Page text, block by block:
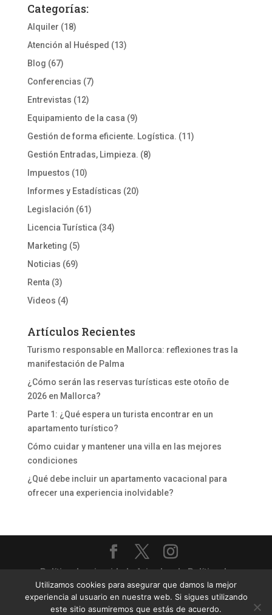
Categorías:
Alquiler (18)
Atención al Huésped (13)
Blog (67)
Conferencias (7)
Entrevistas (12)
Equipamiento de la casa (9)
Gestión de forma eficiente. Logística. (11)
Gestión Entradas, Limpieza. (8)
Impuestos (10)
Informes y Estadísticas (20)
Legislación (61)
Licencia Turística (34)
Marketing (5)
Noticias (69)
Renta (3)
Videos (4)
Artículos Recientes
Turismo responsable en Mallorca: reflexiones tras la
manifestación de Palma
¿Cómo serán las reservas turísticas este otoño de
2026 en Mallorca?
Parte 1: ¿Qué espera un turista encontrar en un
apartamento turístico?
Cómo cuidar y mantener una villa en las mejores
condiciones
¿Qué debe incluir un apartamento vacacional para
ofrecer una experiencia inolvidable?
Política de privacidad Aviso legal
Política de
cookies
Priority Villas & Apartments - Gestión completa de
Utilizamos cookies para asegurar que damos la mejor
experiencia al usuario en nuestra web. Si sigues utilizando
este sitio asumiremos que estás de acuerdo.